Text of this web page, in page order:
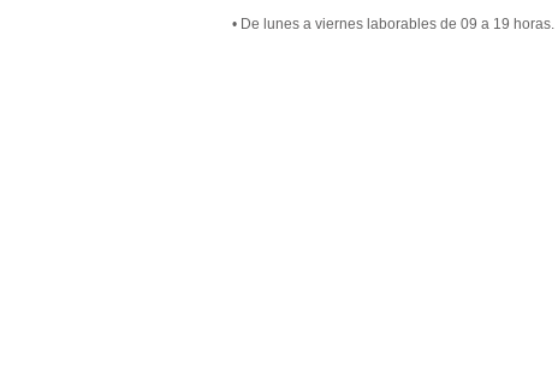
• De lunes a viernes laborables de 09 a 19 horas.